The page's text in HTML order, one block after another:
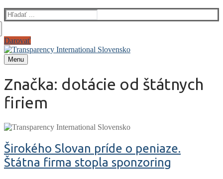
Hľadať:
Darovať
Menu
Značka: dotácie od štátnych
firiem
Širokého Slovan príde o peniaze.
Štátna firma stopla sponzoring